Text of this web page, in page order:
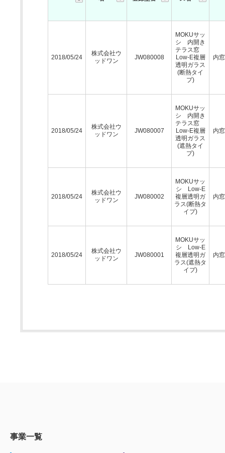
2018/05/24
株式会社ウ
ッドワン
JW080008
MOKUサッ
シ 内開き
テラス窓
Low-E複層
透明ガラス
(断熱タイ
プ)
内
2018/05/24
株式会社ウ
ッドワン
JW080007
MOKUサッ
シ 内開き
テラス窓
Low-E複層
透明ガラス
(遮熱タイ
プ)
内
2018/05/24
株式会社ウ
ッドワン
JW080002
MOKUサッ
シ Low-E
複層透明ガ
ラス(断熱タ
イプ)
内
2018/05/24
株式会社ウ
ッドワン
JW080001
MOKUサッ
シ Low-E
複層透明ガ
ラス(遮熱タ
イプ)
内
事業一覧